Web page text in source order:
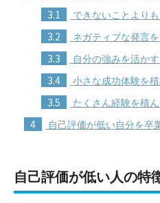
3.1 できないことより
3.2 ネガティブな発言
3.3 自分の強みを活か
3.4 小さな成功体験を
3.5 たくさん経験を積
4 自己評価が低い自分を卒
自己評価が低い人の特